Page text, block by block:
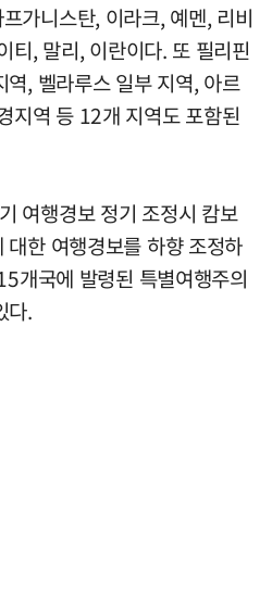
가니스탄, 이라크, 예멘, 리비
티, 말리, 이란이다. 또 필리핀
, 벨라루스 일부 지역, 아르
지역 등 12개 지역도 포함된
여행경보 정기 조정시 캄보
대한 여행경보를 하향 조정하
개국에 발령된 특별여행주의
다.